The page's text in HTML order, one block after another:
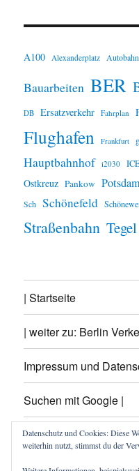
A100 Alexanderplatz Autobahn
Bauarbeiten BER
DB Ersatzverkehr Fahrplan
Flughafen Frankfurt
Hauptbahnhof i2030
Ostkreuz Pankow
Sch Schönefeld
Straßenbahn Tegel
| Startseite
| weiter zu: Berlin
Impressum und
Suchen mit Google |
Themen
Datenschutz und Cookies: Diese
weiterhin nutzt, stimmst du der